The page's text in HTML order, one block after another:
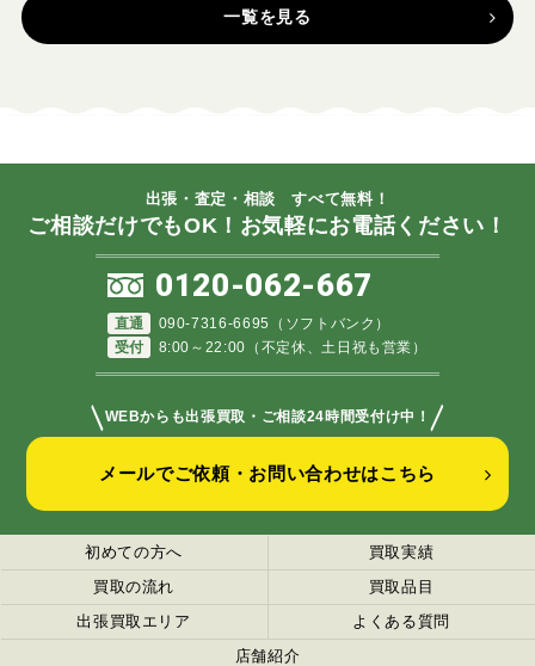
一覧を見る
出張・査定・相談 すべて無料！
ご相談だけでもOK！お気軽にお電話ください！
0120-062-667
直通
090-7316-6695（ソフトバンク）
受付
8:00～22:00（不定休、土日祝も営業）
＼WEBからも出張買取・ご相談24時間受付け中！ ／
メールでご依頼・お問い合わせはこちら
初めての方へ
買取実績
買取の流れ
買取品目
出張買取エリア
よくある質問
店舗紹介